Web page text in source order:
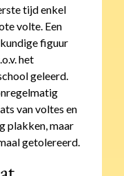
tijd enkel
volte. Een
figuur
het
geleerd.
van voltes en
plakken, maar
getolereerd.